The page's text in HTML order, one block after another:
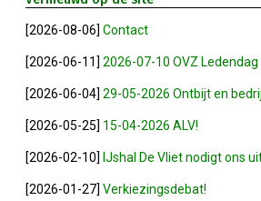
2025-01-02
2024-11-21
2024-10-17
[2026-08-06] Contact
[2026-06-11] 2026-07-10 OVZ Ledendag
[2026-06-04] 29-05-2026 Ontbijt en
[2026-05-25] 15-04-2026 ALV!
[2026-02-10] IJshal De Vliet nodigt ons
[2026-01-27] Verkiezingsdebat!